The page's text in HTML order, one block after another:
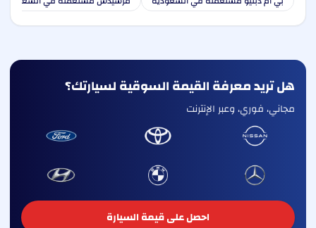
هل تريد معرفة القيمة السوقية لسيارتك؟
مجاني، فوري، وعبر الإنترنت
احصل على قيمة السيارة